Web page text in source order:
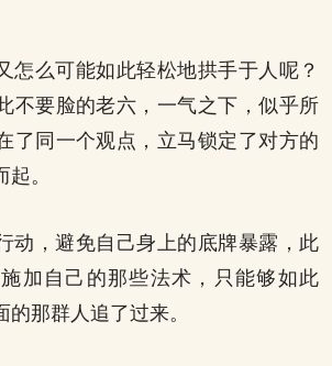
怎么可能如此轻松地拱手于人呢？
不要脸的老六，一气之下，似乎所
了同一个观点，立马锁定了对方的
。
动，避免自己身上的底牌暴露，此
加自己的那些法术，只能够如此
那群人追了过来。